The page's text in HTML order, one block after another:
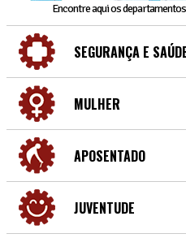
Encontre aqui os
SEGURANÇA E
MULHER
APOSENTADO
JUVENTUDE